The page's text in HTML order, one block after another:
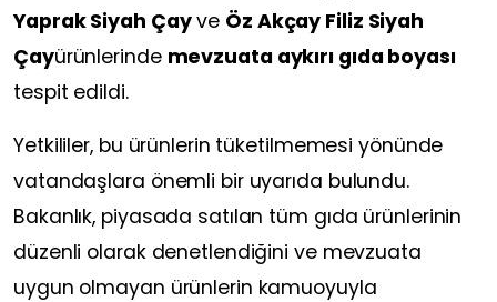
Yaprak Siyah Çayve Öz Akçay Filiz Siyah
Çayürünlerinde mevzuata aykırı gıda boyası
tespit edildi.
Yetkililer, bu ürünlerin tüketilmemesi yönünde
vatandaşlara önemli bir uyarıda bulundu.
Bakanlık, piyasada satılan tüm gıda ürünlerinin
düzenli olarak denetlendiğini ve mevzuata
uygun olmayan ürünlerin kamuoyuyla